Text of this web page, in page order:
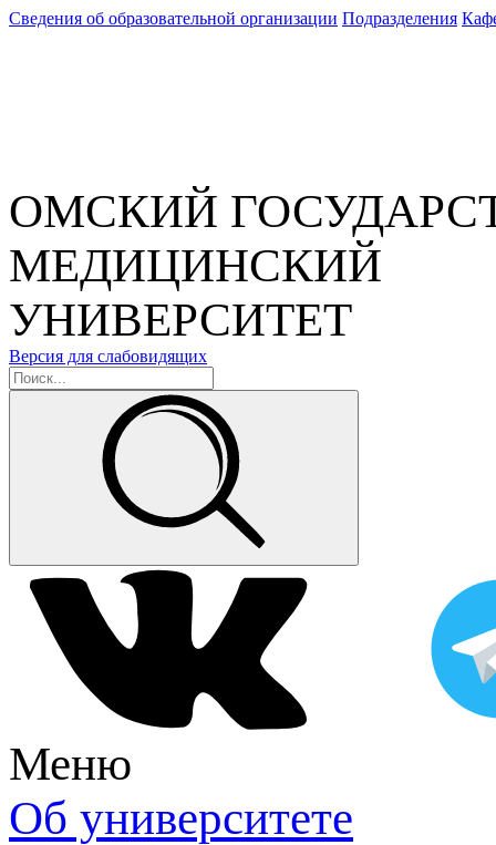
Сведения об образовательной организации Подразделения
ОМСКИЙ
МЕДИЦИНСКИЙ
УНИВЕРСИТЕТ
Версия для слабовидящих
Меню
Об университете